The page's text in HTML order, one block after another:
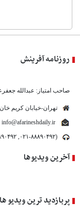
روزنامه آفرینش
صاحب امتیاز: عبدالله
تهران-خیابان کریم
info@afarineshdaily.ir
(۰۲۱-۸۸۸۹۰۴۹۲, ۰۲۱-۸۸۸۹۰۴۹۲)
آخرین ویدیوها
پربازدید ترین ویدیو ها